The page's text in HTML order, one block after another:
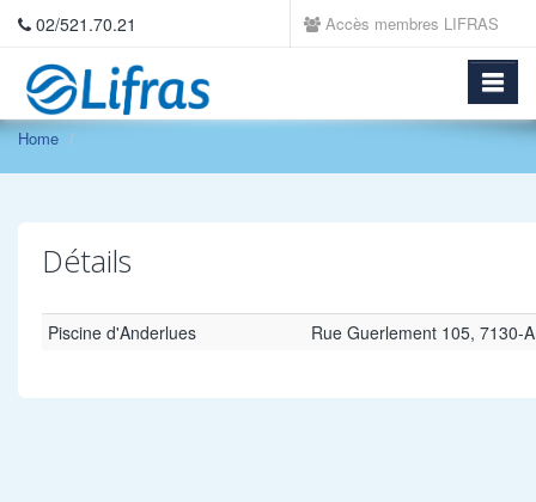
02/521.70.21 Accès membres LIFRAS
Home
Détails
Piscine d'Anderlues Rue Guerlement 105, 7130-